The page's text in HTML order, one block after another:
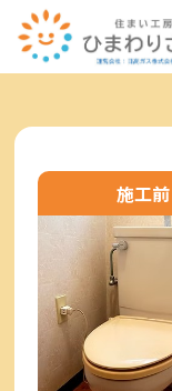
施工前